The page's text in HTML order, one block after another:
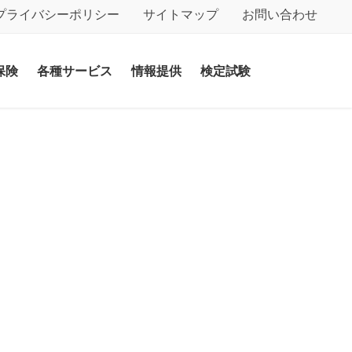
ライバシーポリシー サイトマップ お問い合わせ
険 各種サービス 情報提供 検定試験